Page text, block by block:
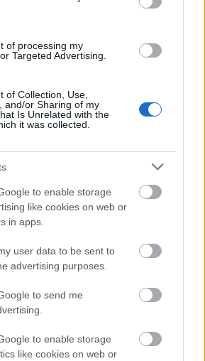
of processing my
Targeted Advertising.
of Collection, Use,
and/or Sharing of my
Is Unrelated with the
it was collected.
to enable storage
like cookies on web or
in apps.
user data to be sent to
advertising purposes.
to send me
to enable storage
like cookies on web or
Maga a földi
amilyet megérdemeltünk.
eredetű vírus üti fel a fejét.
rendelnek el. A bent
rendezkednek be. A
ösztönök átveszik az irányítást. A
Vajon ki fertőzött és ki nem?
rendezése sajátos keretek
mindannyiunkat foglalkoztató,
kérdéseket: milyen lehetőségei
a tömeggel szemben? Mi a
és az elnyomottak között?
a racionalitás az irracionális